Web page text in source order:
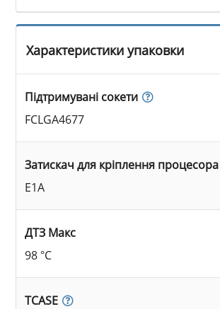
Характеристики упаковки
Підтримувані сокети
FCLGA4677
Затискач для кріплення процесора
E1A
ДТЗ Макс
98 °C
TCASE